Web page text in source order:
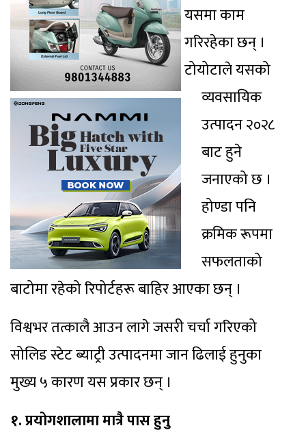
यसमा काम
गरिरहेका छन् ।
टोयोटाले यसको
व्यवसायिक
उत्पादन २०२८
बाट हुने
जनाएको छ ।
होण्डा पनि
क्रमिक रूपमा
सफलताको
बाटोमा रहेको रिपोर्टहरू बाहिर आएका छन् ।
विश्वभर तत्कालै आउन लागे जसरी चर्चा गरिएको
सोलिड स्टेट ब्याट्री उत्पादनमा जान ढिलाई हुनुका
मुख्य ५ कारण यस प्रकार छन् ।
१. प्रयोगशालामा मात्रै पास हुनु